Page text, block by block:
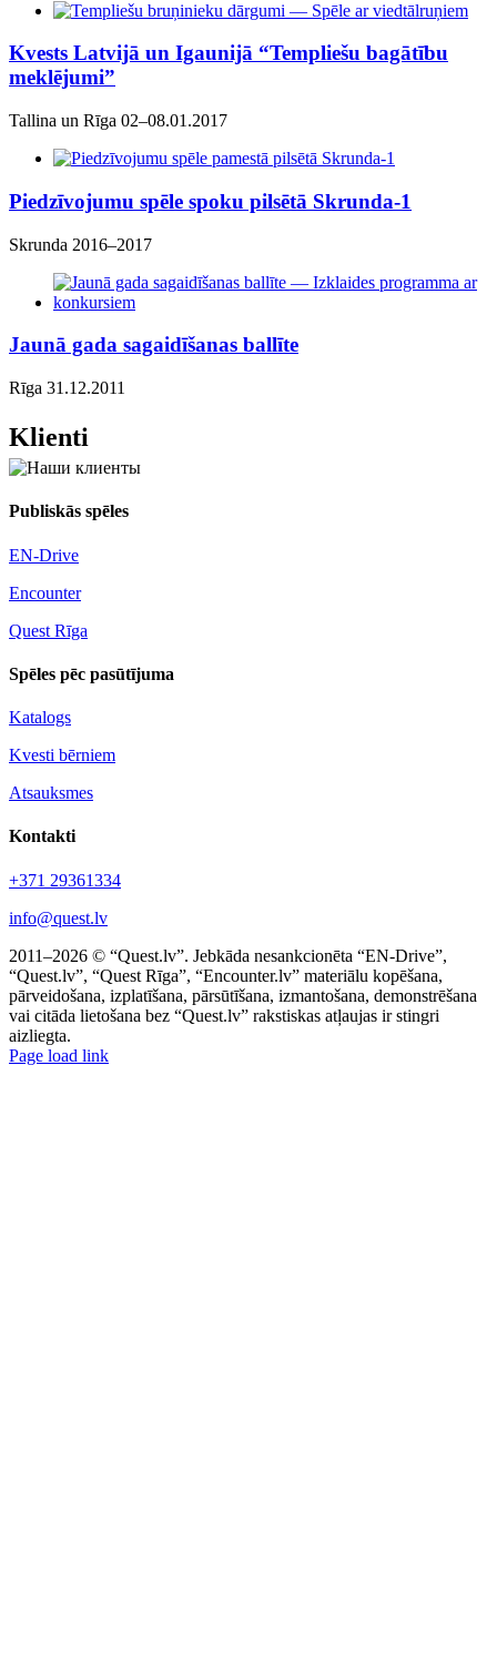
Kvests Latvijā un Igaunijā “Templiešu bagātību
meklējumi”
Tallina un Rīga 02–08.01.2017
Piedzīvojumu spēle spoku pilsētā Skrunda-1
Skrunda 2016–2017
Jaunā gada sagaidīšanas ballīte
Rīga 31.12.2011
Klienti
Publiskās spēles
EN-Drive
Encounter
Quest Rīga
Spēles pēc pasūtījuma
Katalogs
Kvesti bērniem
Atsauksmes
Kontakti
+371 29361334
info@quest.lv
2011–2026 © “Quest.lv”. Jebkāda nesankcionēta “EN-Drive”,
“Quest.lv”, “Quest Rīga”, “Encounter.lv” materiālu kopēšana,
pārveidošana, izplatīšana, pārsūtīšana, izmantošana, demonstrēšana
vai citāda lietošana bez “Quest.lv” rakstiskas atļaujas ir stingri
aizliegta.
Facebook
Instagram
Threads
X
Telegram
Page load link